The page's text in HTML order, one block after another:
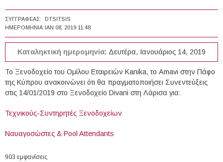
ΣΥΓΓΡΑΦΈΑΣ:
DTSITSIS
ΗΜΕΡΟΜΗΝΊΑ: ΙΑΝ 08, 2019 11:48
Καταληκτική ημερομηνία: Δευτέρα, Ιανουάριος 14, 2019
Το Ξενοδοχείο του Ομίλου Εταιρειών Kanika, το Amavi στην Πάφο
της Κύπρου ανακοινώνει ότι θα πραγματοποιήσει Συνεντεύξεις
στις 14/01/2019 στο Ξενοδοχείο Divani στη Λάρισα για:
Τεχνικούς-Συντηρητές Ξενοδοχείων
Ναυαγοσώστες & Pool Attendants
903 εμφανίσεις